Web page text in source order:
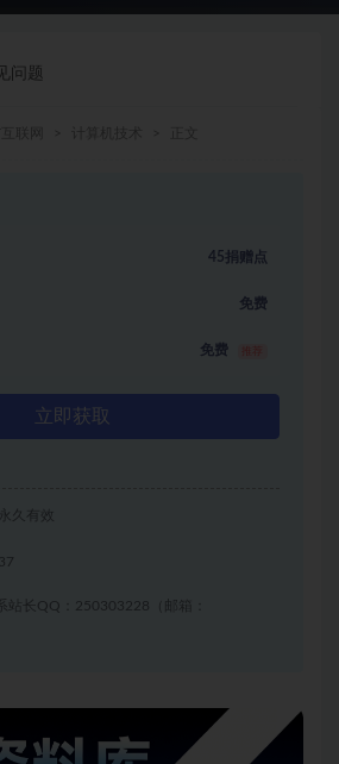
问题
45捐赠点
免费
免费
立即获取
永久有效
37
站长QQ：250303228（邮箱：